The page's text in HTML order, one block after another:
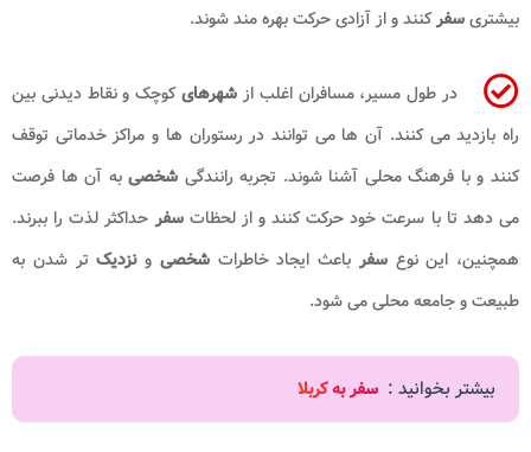
بیشتریسفرکنند و از آزادی حرکت بهره مند شوند.
در طول مسیر، مسافران اغلب از شهرهایکوچک و نقاط دیدنی بین
راه بازدید می کنند. آن ها می توانند در رستوران ها و مراکز خدماتی توقف
کنند و با فرهنگ محلی آشنا شوند. تجربه رانندگی شخصیبه آن ها فرصت
می دهد تا با سرعت خود حرکت کنند و از لحظاتسفر حداکثر لذت را ببرند.
همچنین، این نوعسفر باعث ایجاد خاطراتشخصی ونزدیک تر شدن به
طبیعت و جامعه محلی می شود.
بیشتر بخوانید : سفر به کربلا